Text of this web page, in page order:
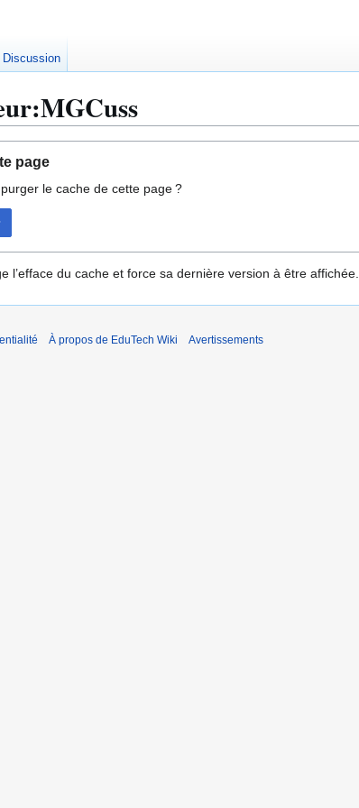
page
le cache de cette page ?
l’efface du cache et force sa dernière version à être affichée.
Discussion
À propos de EduTech Wiki Avertissements